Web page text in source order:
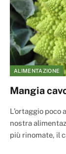
ALIMENTAZIONE
Mangia
L’ortaggio poco
nostra
più rinomate, il